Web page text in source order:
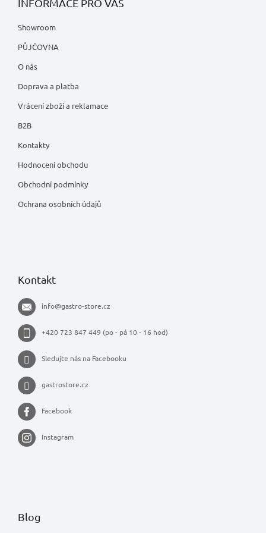
INFORMACE PRO VÁS
Showroom
PŮJČOVNA
O nás
Doprava a platba
Vrácení zboží a reklamace
B2B
Kontakty
Hodnocení obchodu
Obchodní podmínky
Ochrana osobních údajů
Kontakt
info@gastro-store.cz
+420 723 847 449 (po - pá 10 - 16 hod)
Sledujte nás na Facebooku
gastrostore.cz
Facebook
Instagram
Blog